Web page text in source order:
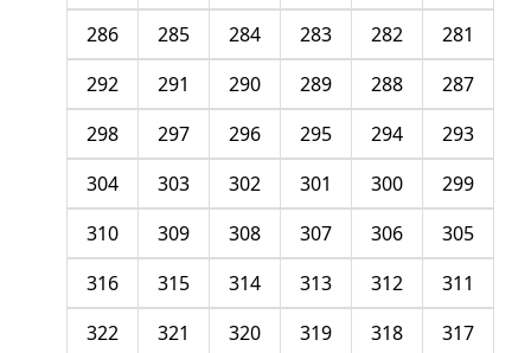
281
282
283
284
285
286
287
288
289
290
291
292
293
294
295
296
297
298
299
300
301
302
303
304
305
306
307
308
309
310
311
312
313
314
315
316
317
318
319
320
321
322